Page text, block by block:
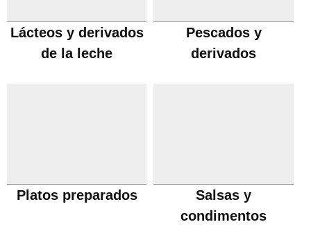
Lácteos y derivados
de la leche
Pescados y
derivados
Platos preparados
Salsas y
condimentos